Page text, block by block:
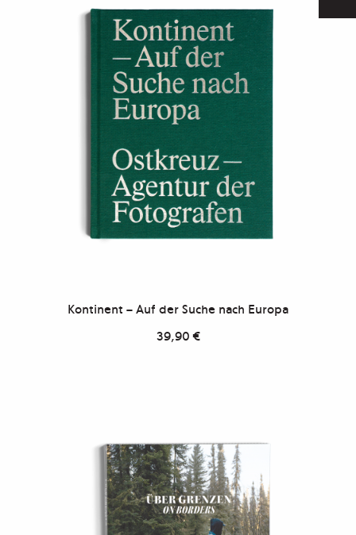
Kontinent – Auf der Suche nach Europa
39,90€